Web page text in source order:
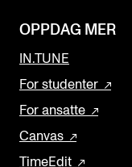
OPPDAG MER
IN.TUNE
For studenter
For ansatte
Canvas
TimeEdit